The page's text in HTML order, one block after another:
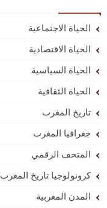
الحياة الاجتماعية
الحياة الاقتصادية
الحياة السياسية
الحياة الثقافية
تاريخ المغرب
جغرافيا المغرب
المتحف الرقمي
كرونولوجيا تاريخ المغرب
المدن المغربية